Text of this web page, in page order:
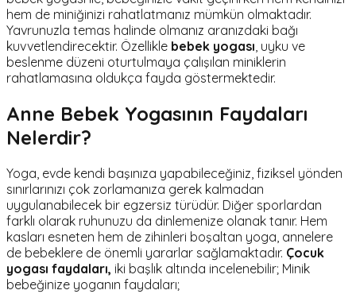
hem de miniğinizi rahatlatmanız mümkün olmaktadır.
Yavrunuzla temas halinde olmanız aranızdaki bağı
kuvvetlendirecektir. Özellikle bebek yogası, uyku ve
beslenme düzeni oturtulmaya çalışılan miniklerin
rahatlamasına oldukça fayda göstermektedir.
Anne Bebek Yogasının Faydaları
Nelerdir?
Yoga, evde kendi başınıza yapabileceğiniz, fiziksel yönden
sınırlarınızı çok zorlamanıza gerek kalmadan
uygulanabilecek bir egzersiz türüdür. Diğer sporlardan
farklı olarak ruhunuzu da dinlemenize olanak tanır. Hem
kasları esneten hem de zihinleri boşaltan yoga, annelere
de bebeklere de önemli yararlar sağlamaktadır. Çocuk
yogası faydaları, iki başlık altında incelenebilir; Minik
bebeğinize yoganın faydaları;